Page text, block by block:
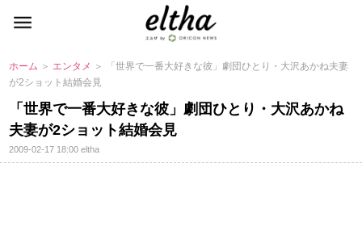
ホーム ＞ エンタメ ＞ 「世界で一番大好きな彼」劇団ひとり・大沢あかね夫妻
が2ショット結婚会見
「世界で一番大好きな彼」劇団ひとり・大沢あかね
夫妻が2ショット結婚会見
2009-02-17 18:00eltha